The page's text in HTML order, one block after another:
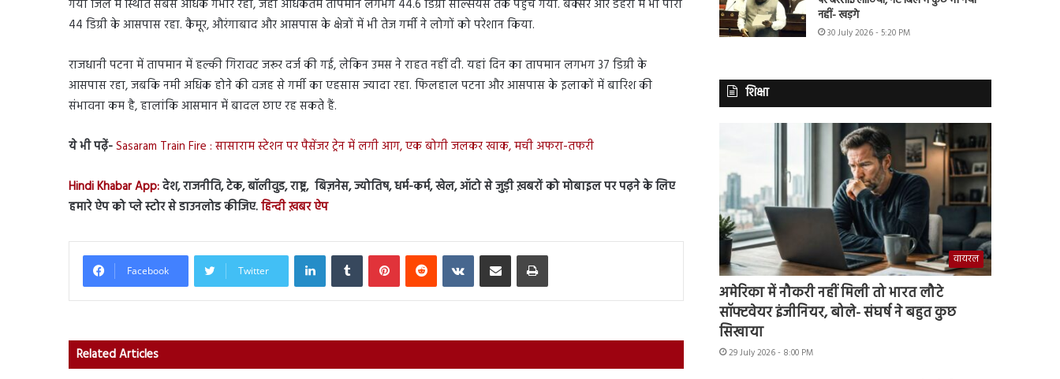
गया जिले में स्थिति सबसे अधिक गंभीर रही, जहां अधिकतम तापमान लगभग 44.6 डिग्री सेल्सियस तक पहुंच गया. बक्सर और डेहरी में भी पारा
44 डिग्री के आसपास रहा. कैमूर, औरंगाबाद और आसपास के क्षेत्रों में भी तेज गर्मी ने लोगों को परेशान किया.
राजधानी पटना में तापमान में हल्की गिरावट जरूर दर्ज की गई, लेकिन उमस ने राहत नहीं दी. यहां दिन का तापमान लगभग 37 डिग्री के
आसपास रहा, जबकि नमी अधिक होने की वजह से गर्मी का एहसास ज्यादा रहा. फिलहाल पटना और आसपास के इलाकों में बारिश की
संभावना कम है, हालांकि आसमान में बादल छाए रह सकते हैं.
ये भी पढ़ें-Sasaram Train Fire : सासाराम स्टेशन पर पैसेंजर ट्रेन में लगी आग, एक बोगी जलकर खाक, मची अफरा-तफरी
Hindi Khabar App:देश, राजनीति, टेक, बॉलीवुड, राष्ट्र, बिज़नेस, ज्योतिष, धर्म-कर्म, खेल, ऑटो से जुड़ी ख़बरों को मोबाइल पर पढ़ने के लिए
हमारे ऐप को प्ले स्टोर से डाउनलोड कीजिए.हिन्दी ख़बर ऐप
Facebook Twitter
LinkedInTumblr PinterestReddit VKontakteShare via Email Print
Related Articles
नहीं- खड़गे
30 July 2026 - 5:20 PM
शिक्षा
वायरल
अमेरिका में नौकरी नहीं मिली तो भारत लौटे
सॉफ्टवेयर इंजीनियर, बोले- संघर्ष ने बहुत कुछ
सिखाया
29 July 2026 - 8:00 PM